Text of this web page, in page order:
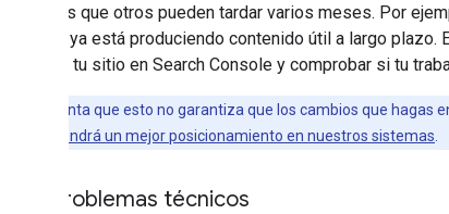
mientras que otros pueden tardar varios meses. Por
un sitio ya está produciendo contenido útil a largo
analizar tu sitio en Search Console y comprobar si tu
Ten en cuenta que esto no garantiza que los cambios que
tendrá un mejor posicionamiento en nuestros sistemas
Por problemas técnicos